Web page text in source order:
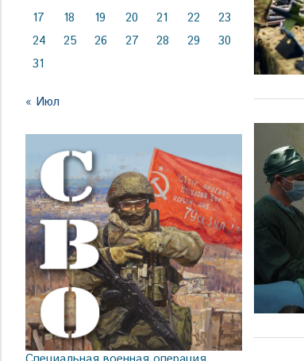
17
18 19 20 21 22
23
24
25 26 27 28 29
30
31
« Июл